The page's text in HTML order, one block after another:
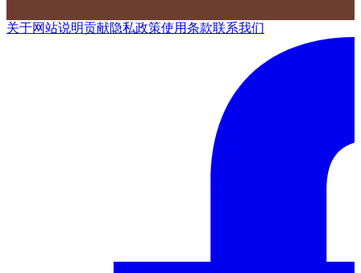
关于网站说明贡献隐私政策使用条款联系我们